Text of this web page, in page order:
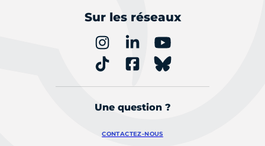
Sur les réseaux
Une question ?
CONTACTEZ-NOUS